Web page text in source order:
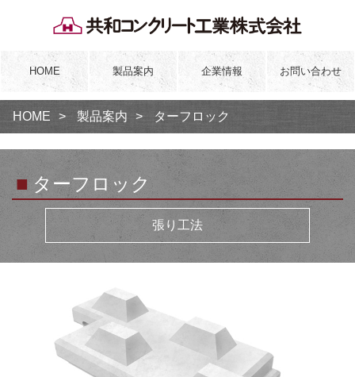
HOME 製品案内 企業情報 お問い合わせ
HOME 製品案内 ターフロック
■ ターフロック
張り工法